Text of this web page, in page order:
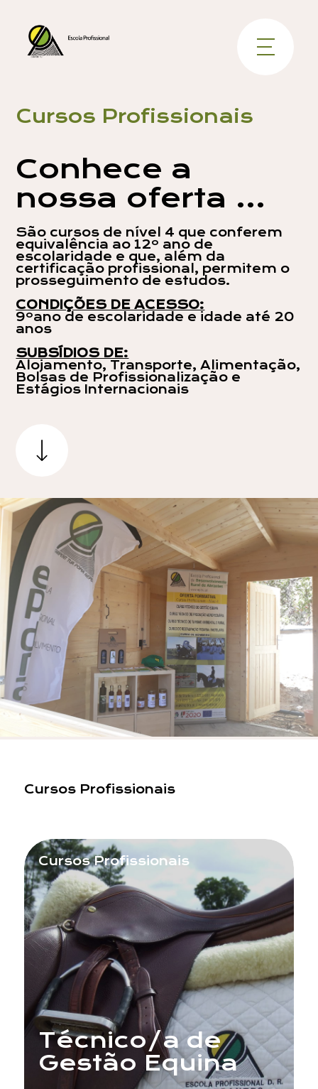
Email
Cursos Profissionais
Conhece a
nossa oferta ...
São cursos de nível 4 que conferem
equivalência ao 12º ano de
escolaridade e que, além da
certificação profissional, permitem o
prosseguimento de estudos.
CONDIÇÕES DE ACESSO:
9ºano de escolaridade e idade até 20
anos
SUBSÍDIOS DE:
Alojamento, Transporte, Alimentação,
Bolsas de Profissionalização e
Estágios Internacionais
Cursos Profissionais
Cursos Profissionais
Técnico/a de
Gestão Equina